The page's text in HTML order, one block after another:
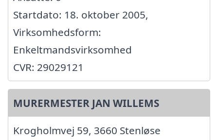
Startdato: 18. oktober 2005,
Virksomhedsform:
Enkeltmandsvirksomhed
CVR: 29029121
MURERMESTER JAN WILLEMS
Krogholmvej 59, 3660 Stenløse